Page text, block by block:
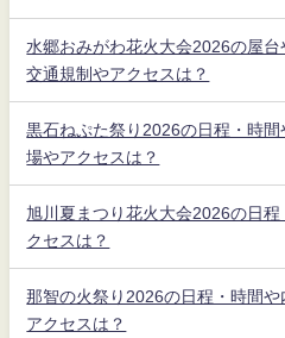
水郷おみがわ花火大会2026の屋
交通規制やアクセスは？
黒石ねぷた祭り2026の日程・時
場やアクセスは？
旭川夏まつり花火大会2026の日
クセスは？
那智の火祭り2026の日程・時間
アクセスは？